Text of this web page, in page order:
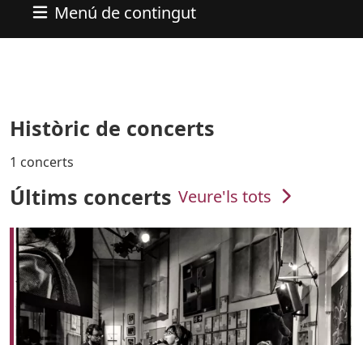
Menú de contingut
Històric de concerts
1 concerts
Últims concerts Veure'ls tots